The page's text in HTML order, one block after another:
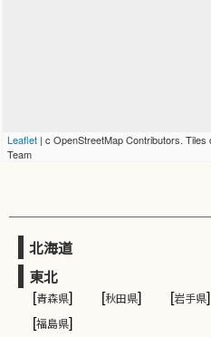
Leaflet | c OpenStreetMap Contributors.
Team
北海道
東北
[青森県] [秋田県] [岩手県]
[福島県]